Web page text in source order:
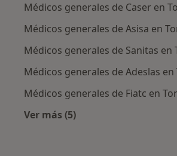
Médicos generales de Caser en
Médicos generales de Asisa en
Médicos generales de Sanitas en
Médicos generales de Adeslas
Médicos generales de Fiatc en
Ver más (5)